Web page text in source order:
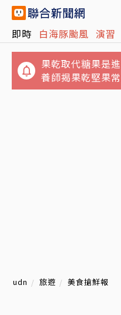
即時 白海豚颱風 演習
果乾取代糖果是
養師揭果乾堅果
udn 旅遊 美食搶鮮報